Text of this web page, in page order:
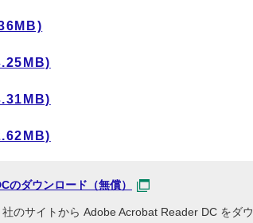
ダウンロード（無償）
のサイトから Adobe Acrobat Reader DC をダウ